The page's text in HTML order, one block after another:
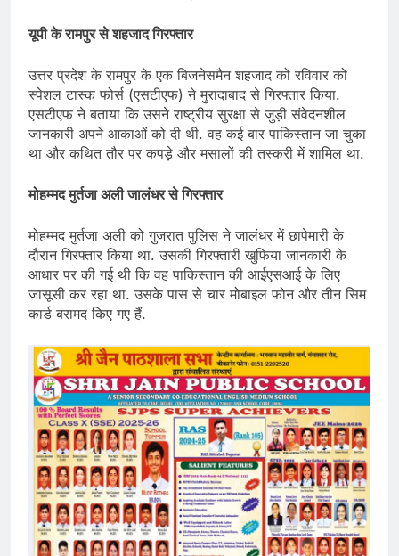
यूपी के रामपुर से शहजाद गिरफ्तार
उत्तर प्रदेश के रामपुर के एक बिजनेसमैन शहजाद को रविवार को
स्पेशल टास्क फोर्स (एसटीएफ) ने मुरादाबाद से गिरफ्तार किया.
एसटीएफ ने बताया कि उसने राष्ट्रीय सुरक्षा से जुड़ी संवेदनशील
जानकारी अपने आकाओं को दी थी. वह कई बार पाकिस्तान जा चुका
था और कथित तौर पर कपड़े और मसालों की तस्करी में शामिल था.
मोहम्मद मुर्तजा अली जालंधर से गिरफ्तार
मोहम्मद मुर्तजा अली को गुजरात पुलिस ने जालंधर में छापेमारी के
दौरान गिरफ्तार किया था. उसकी गिरफ्तारी खुफिया जानकारी के
आधार पर की गई थी कि वह पाकिस्तान की आईएसआई के लिए
जासूसी कर रहा था. उसके पास से चार मोबाइल फोन और तीन सिम
कार्ड बरामद किए गए हैं.